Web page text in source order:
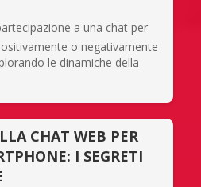
a una chat per
o negativamente
le dinamiche della
CHAT WEB PER
I SEGRETI